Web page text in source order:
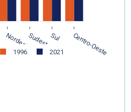
NordesteSudesteSul Centro-Oeste
1996 2021